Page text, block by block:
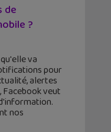
de
?
va
pour
alertes
veut
nos